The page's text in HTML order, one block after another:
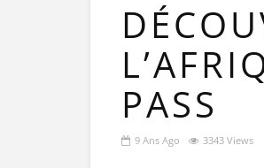
PASS
9 Ans Ago 3343 Views